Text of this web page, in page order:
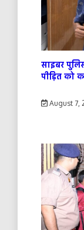
साइबर
पीड़ित को
August 7,